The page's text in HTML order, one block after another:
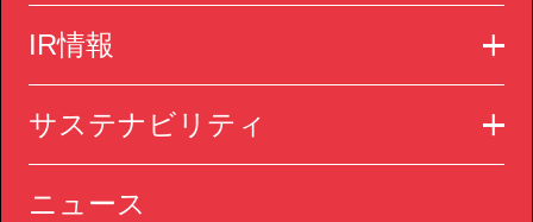
IR情報
サステナビリティ
ニュース